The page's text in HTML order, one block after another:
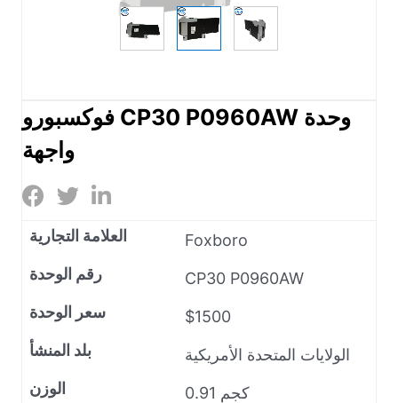
فوكسبورو CP30 P0960AW وحدة
واجهة
العلامة التجارية
Foxboro
رقم الوحدة
CP30 P0960AW
سعر الوحدة
$1500
بلد المنشأ
الولايات المتحدة الأمريكية
الوزن
0.91 كجم